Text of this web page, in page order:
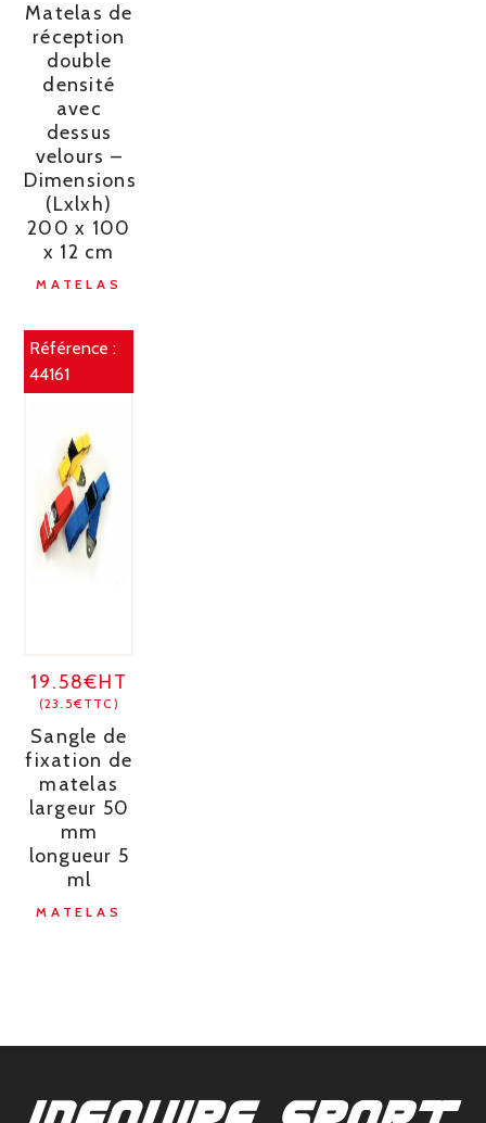
Matelas de
réception
double
densité
avec
dessus
velours –
Dimensions
(Lxlxh)
200 x 100
x 12 cm
MATELAS
Référence :
44161
19.58€HT
(23.5€TTC)
Sangle de
fixation de
matelas
largeur 50
mm
longueur 5
ml
MATELAS